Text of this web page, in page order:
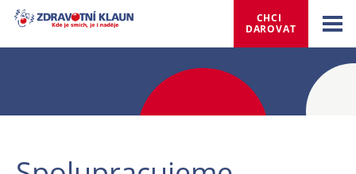
CHCI
DAROVAT